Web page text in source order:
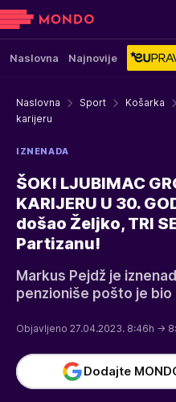
Naslovna Najnovije
Naslovna Sport Košarka
karijeru
IZNENADA
ŠOK! LJUBIMAC
KARIJERU U 30.
došao Željko, TRI
Partizanu!
Markus Pejdž je
penzioniše pošto je bio
Objavljeno 27.04.2023. 8:46h →
Dodajte